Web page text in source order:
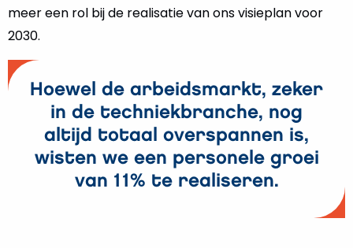
meer een rol bij de realisatie van ons visieplan voor
2030.
Hoewel de arbeidsmarkt, zeker
in de techniekbranche, nog
altijd totaal overspannen is,
wisten we een personele groei
van 11% te realiseren.